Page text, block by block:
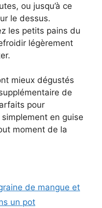
ou jusqu’à ce
le dessus.
les petits pains du
légèrement
mieux dégustés
de
pour
en guise
moment de la
de mangue et
un pot